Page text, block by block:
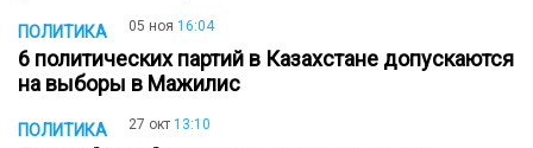
ПОЛИТИКА 05 ноя 16:04
6 политических партий в Казахстане допускаются
на выборы в Мажилис
ПОЛИТИКА 27 окт 13:10